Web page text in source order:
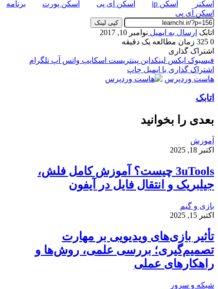
اسکنر
اسکن ip اسکن آی پی اسکن پورت
برنامه
اسکن آی پی
کپی لینک
اتابک ارسال به ایمیل نوامبر 10, 2017
0
زمان مطالعه یک دقیقه
اشتراک گذاری
فیسبوک ایکس لینکداین پینتریست اسکایپ واتس آپ تلگرام
اشتراک گذاری با ایمیل چاپ
هاست وردپرس
اتابک
بعدی را بخوانید
آموزش
اکتبر 18, 2025
3uTools چیست؟ آموزش کامل فلش،
جیلبریک و انتقال فایل در آیفون
بازی و گیم
اکتبر 15, 2025
تأثیر بازی‌های ویدیویی بر مهارت
تصمیم‌گیری؛ بررسی علمی، روش‌ها و
راهکارهای عملی
شبکه و سرور